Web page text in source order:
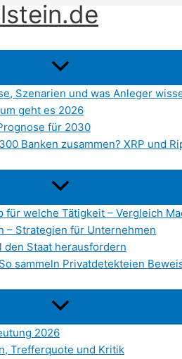
Szenarien und was Anleger
geht es 2026
für 2030
Banken zusammen? XRP und
welche Tätigkeit – Vergleich
– Strategien für Unternehmen
Staat herausfordern
sammeln Privatdetekteien
2026
Trefferquote und Kritik